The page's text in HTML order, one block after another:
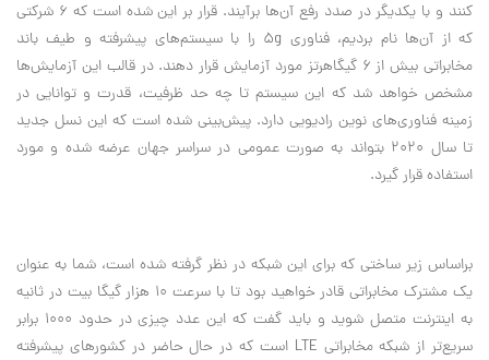
کنند و با یکدیگر در صدد رفع آن‌ها برآیند. قرار بر این شده است که 6 شرکتی
که از آن‌ها نام بردیم، فناوری 5g
را با سیستم‌های پیشرفته و طیف باند
مخابراتی بیش از 6 گیگاهرتز مورد آزمایش قرار دهند. در قالب این آزمایش‌ها
مشخص خواهد شد که این سیستم تا چه حد ظرفیت، قدرت و توانایی در
زمینه فناوری‌های نوین رادیویی دارد. پیش‌بینی شده است که این نسل جدید
تا سال 2020 بتواند به صورت عمومی در سراسر جهان عرضه شده و مورد
استفاده قرار گیرد.
براساس زیر ساختی که برای این شبکه در نظر گرفته شده است، شما به عنوان
یک مشترک مخابراتی قادر خواهید بود تا با سرعت 10 هزار گیگا بیت در ثانیه
به اینترنت متصل شوید و باید گفت که این عدد چیزی در حدود 1000 برابر
سریع‌تر از شبکه مخابراتی LTEاست که در حال حاضر در کشورهای پیشرفته